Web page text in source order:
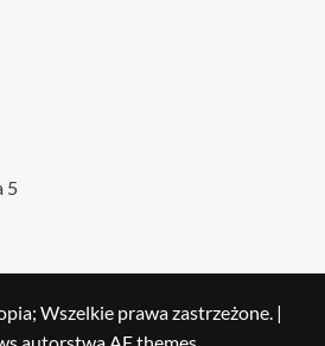
5
Wszelkie prawa zastrzeżone. |